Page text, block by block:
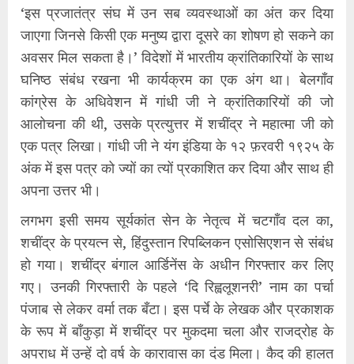
‘इस प्रजातंत्र संघ में उन सब व्यवस्थाओं का अंत कर दिया
जाएगा जिनसे किसी एक मनुष्य द्वारा दूसरे का शोषण हो सकने का
अवसर मिल सकता है।’ विदेशों में भारतीय क्रांतिकारियों के साथ
घनिष्ठ संबंध रखना भी कार्यक्रम का एक अंग था। बेलगाँव
कांग्रेस के अधिवेशन में गांधी जी ने क्रांतिकारियों की जो
आलोचना की थी, उसके प्रत्युत्तर में शचींद्र ने महात्मा जी को
एक पत्र लिखा। गांधी जी ने यंग इंडिया के १२ फ़रवरी १९२५ के
अंक में इस पत्र को ज्यों का त्यों प्रकाशित कर दिया और साथ ही
अपना उत्तर भी।
लगभग इसी समय सूर्यकांत सेन के नेतृत्व में चटगाँव दल का,
शचींद्र के प्रयत्न से, हिंदुस्तान रिपब्लिकन एसोसिएशन से संबंध
हो गया। शचींद्र बंगाल आर्डिनेंस के अधीन गिरफ्तार कर लिए
गए। उनकी गिरफ्तारी के पहले ‘दि रिह्वलूशनरी’ नाम का पर्चा
पंजाब से लेकर वर्मा तक बँटा। इस पर्चे के लेखक और प्रकाशक
के रूप में बाँकुड़ा में शचींद्र पर मुकदमा चला और राजद्रोह के
अपराध में उन्हें दो वर्ष के कारावास का दंड मिला। कैद की हालत